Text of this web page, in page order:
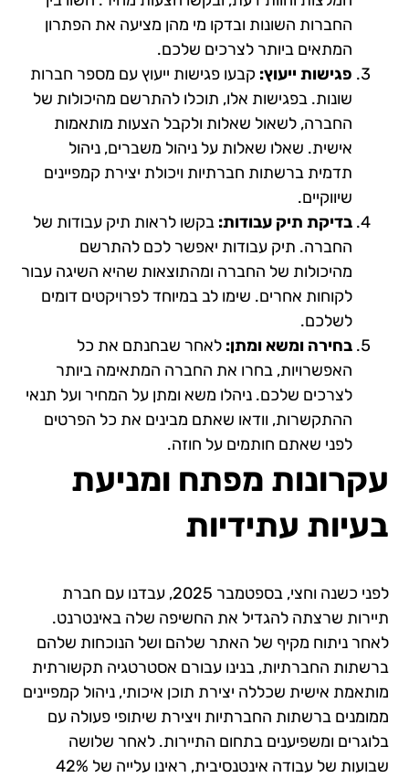
החברות השונות ובדקו מי מהן מציעה את הפתרון
המתאים ביותר לצרכים שלכם.
פגישות ייעוץ: קבעו פגישות ייעוץ עם מספר חברות
שונות. בפגישות אלו, תוכלו להתרשם מהיכולות של
החברה, לשאול שאלות ולקבל הצעות מותאמות
אישית. שאלו שאלות על ניהול משברים, ניהול
תדמית ברשתות חברתיות ויכולת יצירת קמפיינים
שיווקיים.
בדיקת תיק עבודות: בקשו לראות תיק עבודות של
החברה. תיק עבודות יאפשר לכם להתרשם
מהיכולות של החברה ומהתוצאות שהיא השיגה עבור
לקוחות אחרים. שימו לב במיוחד לפרויקטים דומים
לשלכם.
בחירה ומשא ומתן: לאחר שבחנתם את כל
האפשרויות, בחרו את החברה המתאימה ביותר
לצרכים שלכם. ניהלו משא ומתן על המחיר ועל תנאי
ההתקשרות, וודאו שאתם מבינים את כל הפרטים
לפני שאתם חותמים על חוזה.
עקרונות מפתח ומניעת
בעיות עתידיות
לפני כשנה וחצי, בספטמבר 2025, עבדנו עם חברת
תיירות שרצתה להגדיל את החשיפה שלה באינטרנט.
לאחר ניתוח מקיף של האתר שלהם ושל הנוכחות שלהם
ברשתות החברתיות, בנינו עבורם אסטרטגיה תקשורתית
מותאמת אישית שכללה יצירת תוכן איכותי, ניהול קמפיינים
ממומנים ברשתות החברתיות ויצירת שיתופי פעולה עם
בלוגרים ומשפיענים בתחום התיירות. לאחר שלושה
שבועות של עבודה אינטנסיבית, ראינו עלייה של 42%